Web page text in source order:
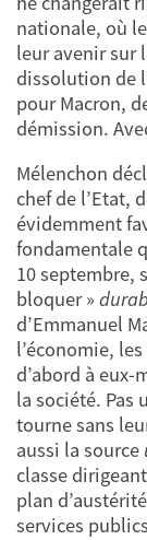
nationale, où
leur avenir sur
dissolution de
pour Macron,
démission.
Mélenchon
chef de l’Etat,
évidemment
fondamentale
10 septembre,
bloquer »
d’Emmanuel
l’économie,
d’abord à eux-
la société. Pas
tourne sans
aussi la source
classe
plan
services